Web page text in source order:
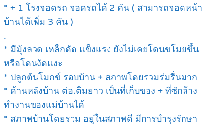
* + 1 โรงจอดรถ จอดรถได้ 2 คัน ( สามารถจอดหน้า
บ้านได้เพิ่ม 3 คัน )
.
* มีมุ้งลวด เหล็กดัด แข็งแรง ยังไม่เคยโดนขโมยขึ้น
หรือโดนงัดแงะ
* ปลูกต้นโมกข์ รอบบ้าน + สภาพโดยรวมร่มรื่นมาก
* ด้านหลังบ้าน ต่อเติมยาว เป็นที่เก็บของ + ที่ซักล้าง
ทำงานของแม่บ้านได้
* สภาพบ้านโดยรวม อยู่ในสภาพดี มีการบำรุงรักษา